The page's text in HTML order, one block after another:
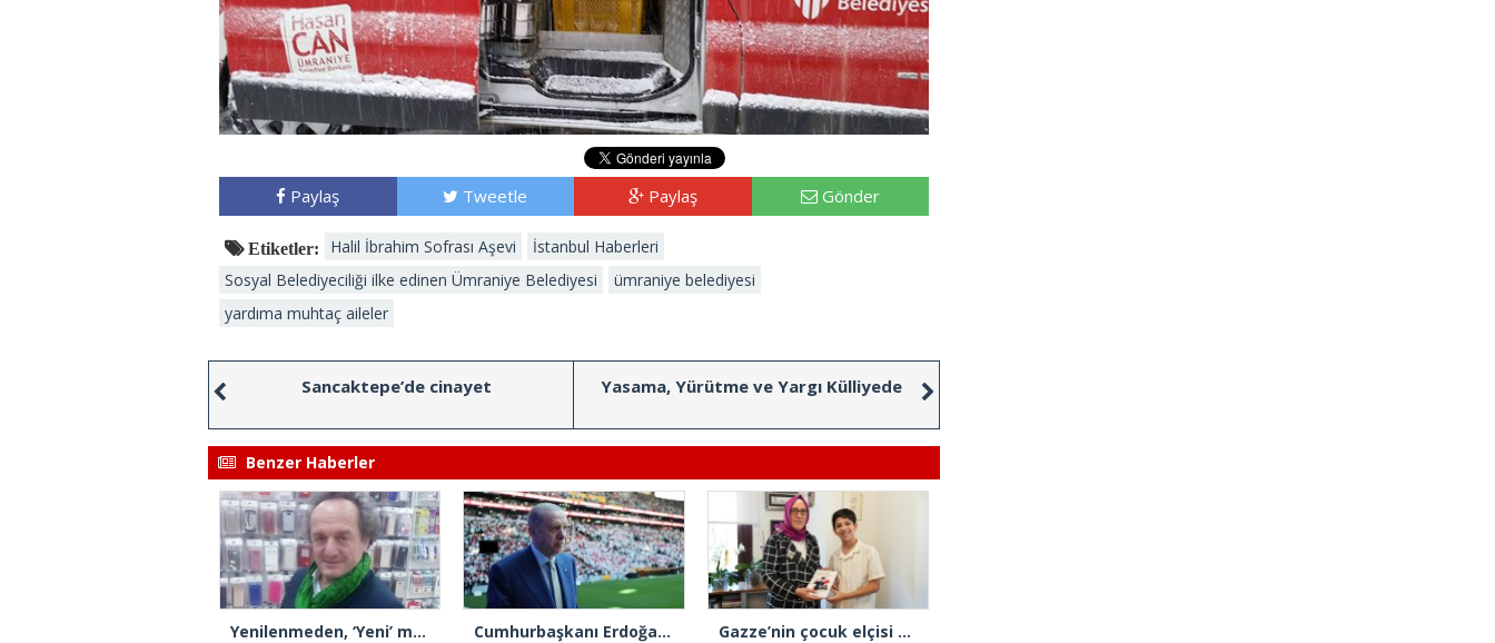
Paylaş Tweetle Paylaş Gönder
Etiketler: Halil İbrahim Sofrası Aşevi
İstanbul Haberleri
Sosyal Belediyeciliği ilke edinen Ümraniye Belediyesi
ümraniye belediyesi
yardıma muhtaç aileler
Sancaktepe’de cinayet Yasama, Yürütme ve Yargı Külliyede
Benzer Haberler
Yenilenmeden, ‘Yeni’ mümkün mü? Cumhurbaşkanı Erdoğan: “Gençlerimizin en iyi şekilde yetişmeniz için tüm gücümüzle çalışıyoruz” Gazze’nin çocuk elçisi Ramadan Abu Jazar, AK Parti İstanbul İl Başkanlığını ziyaret etti